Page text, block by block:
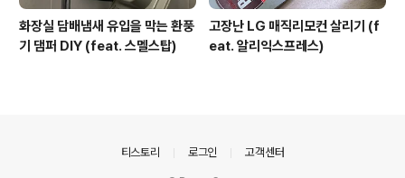
화장실 담배냄새 유입을 막는 환풍
기 댐퍼 DIY (feat. 스멜스탑)
고장난 LG 매직리모컨 살리기 (f
eat. 알리익스프레스)
티스토리 로그인 고객센터